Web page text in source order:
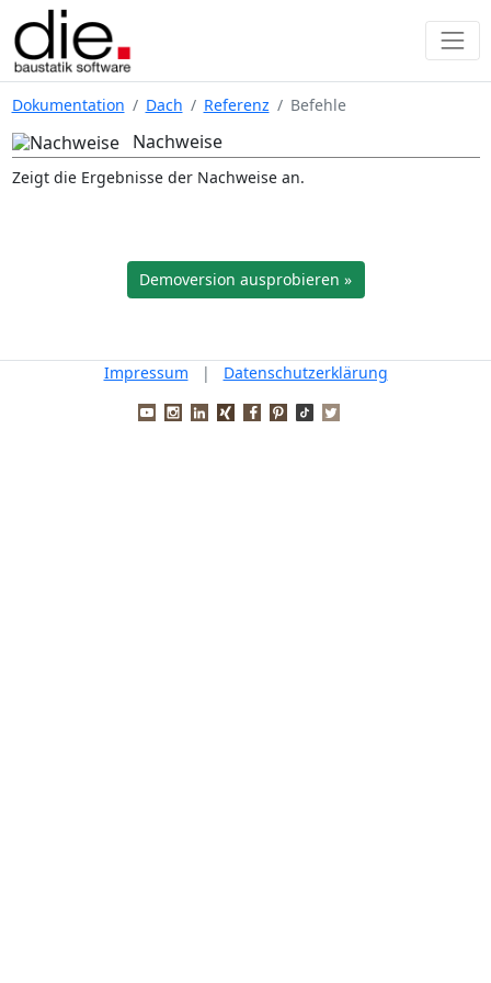
Dokumentation Dach Referenz Befehle
Nachweise
Zeigt die Ergebnisse der Nachweise an.
Demoversion ausprobieren »
Impressum | Datenschutzerklärung